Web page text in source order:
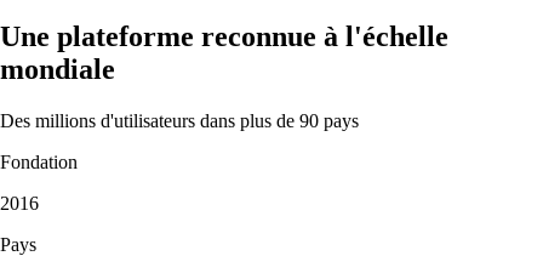
Une plateforme reconnue à l'échelle
mondiale
Des millions d'utilisateurs dans plus de 90 pays
Fondation
2016
Pays